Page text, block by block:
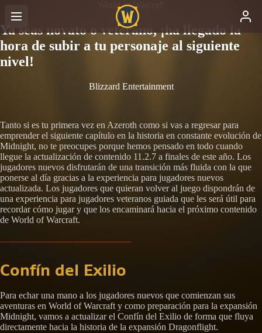
World of Warcraft
Ya seas novato o veterano, ¡ha llegado la
hora de subir a tu personaje al siguiente
nivel!
Blizzard Entertainment
Tanto si es tu primera vez en Azeroth como si vas a regresar para
emprender el siguiente capítulo en la historia en constante evolución de
Midnight, no te preocupes porque hemos pensado en todo cuando
llegue la actualización de contenido 11.2.7 a finales de este año. Los
jugadores nuevos disfrutarán de una transición más fluida con la que
ponerse al día gracias a la experiencia para jugadores nuevos
actualizada. Los jugadores que quieran volver al juego dispondrán de
una experiencia para jugadores veteranos guiada que les será útil para
recordar cómo jugar y que los encaminará hacia el próximo contenido
de World of Warcraft.
Confín del Exilio
Para echar una mano a los jugadores nuevos que comienzan sus
aventuras en World of Warcraft y como preparación para la expansión
Midnight, vamos a actualizar el Confín del Exilio de forma que fluya
directamente hacia la historia de la expansión Dragonflight.